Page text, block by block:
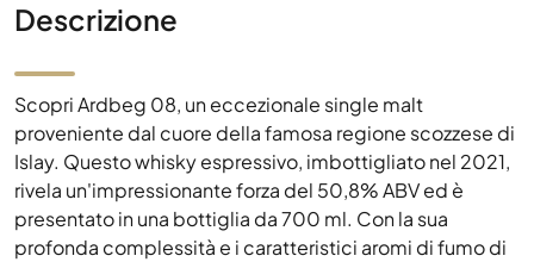
Descrizione
Scopri Ardbeg 08, un eccezionale single malt
proveniente dal cuore della famosa regione scozzese di
Islay. Questo whisky espressivo, imbottigliato nel 2021,
rivela un'impressionante forza del 50,8% ABV ed è
presentato in una bottiglia da 700 ml. Con la sua
profonda complessità e i caratteristici aromi di fumo di